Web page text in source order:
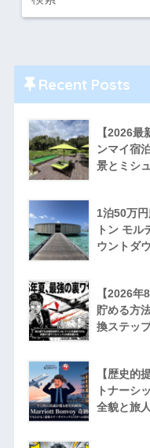
Recent Posts
【2026
ンマイ宿
景とミシ
1泊50万
トン モル
ウントダ
【2026
貯める方
換ステッ
【歴史的
トナーシ
全貌と旅